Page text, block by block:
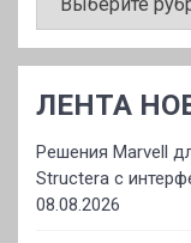
ЛЕНТА
Решения Marvell
Structera с
08.08.2026